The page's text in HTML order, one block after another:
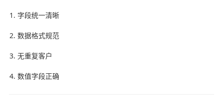
字段统一清晰
数据格式规范
无重复客户
数值字段正确